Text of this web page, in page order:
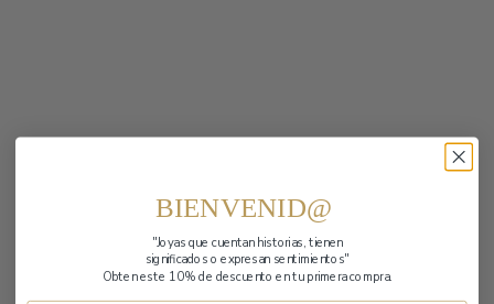
BIENVENID@
"Joyas que cuentan historias,tienen
significados o expresan sentimientos"
Obten este 10% de descuento en tu primera compra.